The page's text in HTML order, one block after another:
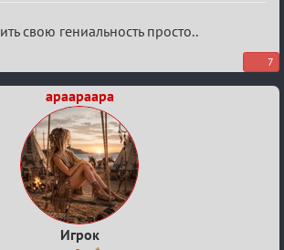
свою гениальность просто..
7
apaapaapa
Игрок